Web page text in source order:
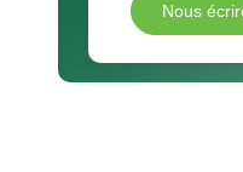
Nous